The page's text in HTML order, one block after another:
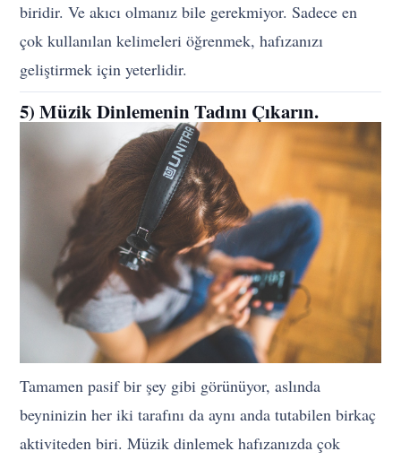
biridir. Ve akıcı olmanız bile gerekmiyor. Sadece en
çok kullanılan kelimeleri öğrenmek, hafızanızı
geliştirmek için yeterlidir.
5) Müzik Dinlemenin Tadını Çıkarın.
Tamamen pasif bir şey gibi görünüyor, aslında
beyninizin her iki tarafını da aynı anda tutabilen birkaç
aktiviteden biri. Müzik dinlemek hafızanızda çok